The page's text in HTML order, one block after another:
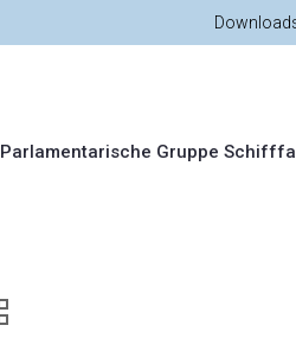
Parlamentarische Gruppe